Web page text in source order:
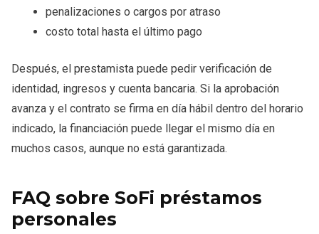
penalizaciones o cargos por atraso
costo total hasta el último pago
Después, el prestamista puede pedir verificación de
identidad, ingresos y cuenta bancaria. Si la aprobación
avanza y el contrato se firma en día hábil dentro del horario
indicado, la financiación puede llegar el mismo día en
muchos casos, aunque no está garantizada.
FAQ sobre SoFi préstamos
personales